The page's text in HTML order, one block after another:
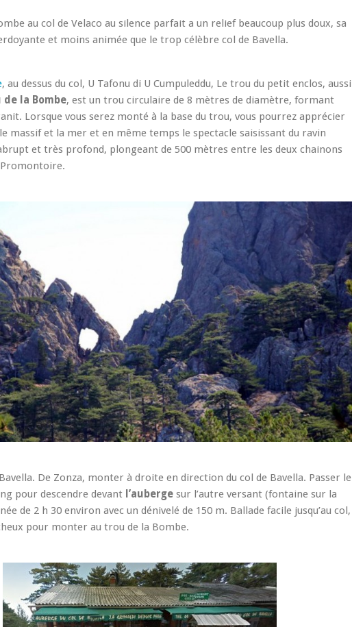
au col de Velaco au silence parfait a un relief beaucoup plus doux, sa
et moins animée que le trop célèbre col de Bavella.
, au dessus du col, U Tafonu di U Cumpuleddu, Le trou du petit enclos, aussi
de la Bombe, est un trou circulaire de 8 mètres de diamètre, formant
Lorsque vous serez monté à la base du trou, vous pourrez apprécier
massif et la mer et en même temps le spectacle saisissant du ravin
et très profond, plongeant de 500 mètres entre les deux chainons
Promontoire.
De Zonza, monter à droite en direction du col de Bavella. Passer le
pour descendre devant l’auberge sur l’autre versant (fontaine sur la
de 2 h 30 environ avec un dénivelé de 150 m. Ballade facile jusqu’au col,
pour monter au trou de la Bombe.